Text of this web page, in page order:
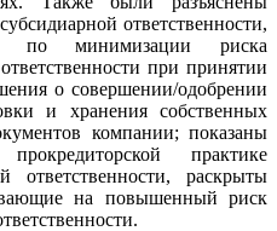
ответственности,
по минимизации риска
при принятии
о совершении/одобрении
и хранения собственных
компании; показаны
практике
ответственности, раскрыты
на повышенный риск